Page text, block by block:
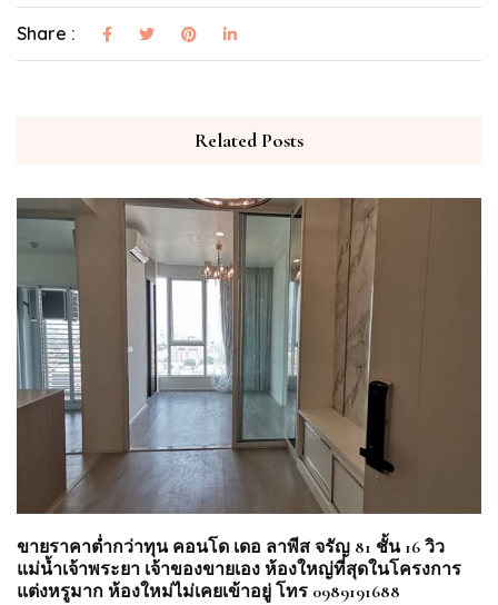
Share :
Related Posts
ขายราคาต่ำกว่าทุน คอนโด เดอ ลาพีส จรัญ 81 ชั้น 16 วิว
แม่น้ำเจ้าพระยา เจ้าของขายเอง ห้องใหญ่ที่สุดในโครงการ
แต่งหรูมาก ห้องใหม่ไม่เคยเข้าอยู่ โทร 0989191688